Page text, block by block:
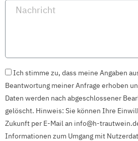
Ich stimme zu, dass meine Angaben
Beantwortung meiner Anfrage erhoben
Daten werden nach abgeschlossener
gelöscht. Hinweis: Sie können Ihre
Zukunft per E-Mail an info@h-
Informationen zum Umgang mit